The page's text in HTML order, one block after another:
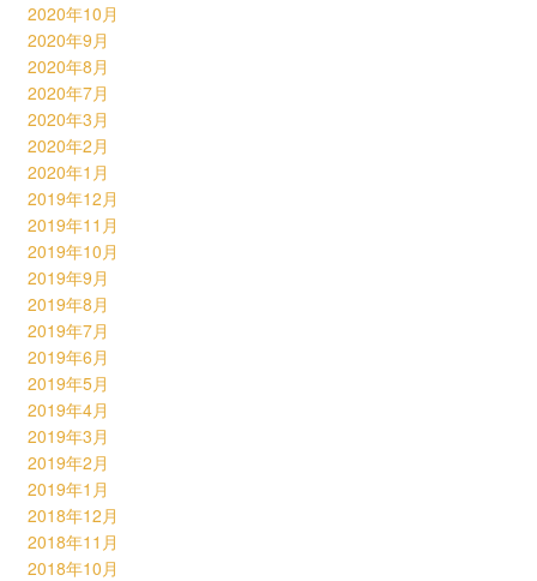
2020年10月
2020年9月
2020年8月
2020年7月
2020年3月
2020年2月
2020年1月
2019年12月
2019年11月
2019年10月
2019年9月
2019年8月
2019年7月
2019年6月
2019年5月
2019年4月
2019年3月
2019年2月
2019年1月
2018年12月
2018年11月
2018年10月